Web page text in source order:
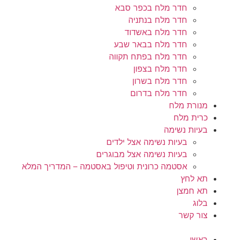
חדר מלח בכפר סבא
חדר מלח בנתניה
חדר מלח באשדוד
חדר מלח בבאר שבע
חדר מלח בפתח תקווה
חדר מלח בצפון
חדר מלח בשרון
חדר מלח בדרום
מנורת מלח
כרית מלח
בעיות נשימה
בעיות נשימה אצל ילדים
בעיות נשימה אצל מבוגרים
אסטמה כרונית וטיפול באסטמה – המדריך המלא
תא לחץ
תא חמצן
בלוג
צור קשר